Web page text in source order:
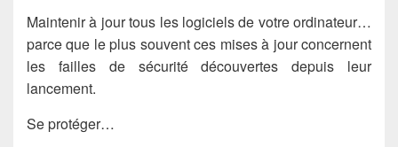
Maintenir à jour tous les logiciels de votre ordinateur…
parce que le plus souvent ces mises à jour concernent
les failles de sécurité découvertes depuis leur
lancement.
Se protéger…